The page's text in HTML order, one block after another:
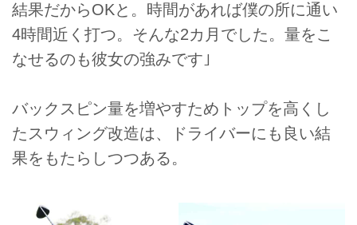
結果だからOKと。時間があれば僕の所に通い
4時間近く打つ。そんな2カ月でした。量をこ
なせるのも彼女の強みです｣
バックスピン量を増やすためトップを高くし
たスウィング改造は、ドライバーにも良い結
果をもたらしつつある。